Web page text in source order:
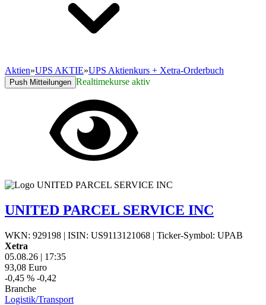
Aktien»UPS AKTIE»UPS Aktienkurs + Xetra-Orderbuch
Push Mitteilungen Realtimekurse aktiv
UNITED PARCEL SERVICE INC
WKN: 929198 | ISIN: US9113121068 | Ticker-Symbol: UPAB
Xetra
05.08.26 | 17:35
93,08 Euro
-0,45 % -0,42
Branche
Logistik/Transport